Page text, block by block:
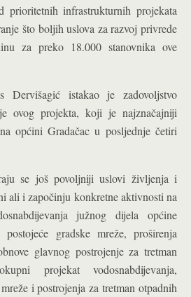
prioritetnih infrastrukturnih projekata
što boljih uslova za razvoj privrede
za preko 18.000 stanovnika ove
Dervišagić istakao je zadovoljstvo
ovog projekta, koji je najznačajniji
općini Gradačac u posljednje četiri
se još povoljniji uslovi življenja i
ali i započinju konkretne aktivnosti na
južnog dijela općine
postojeće gradske mreže, proširenja
glavnog postrojenje za tretman
projekat vodosnabdijevanja,
i postrojenja za tretman otpadnih